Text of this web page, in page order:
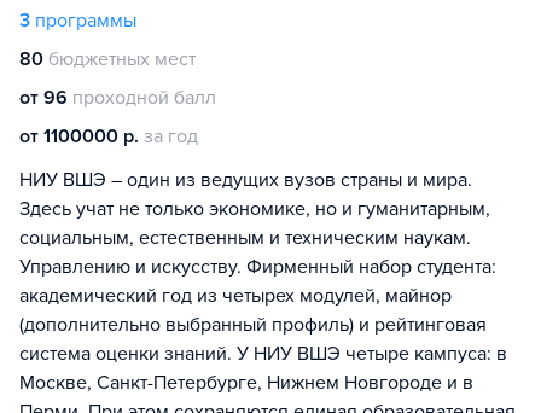
3 программы
80 бюджетных мест
от 96 проходной балл
от 1100000 р. за год
НИУ ВШЭ – один из ведущих вузов страны и мира.
Здесь учат не только экономике, но и гуманитарным,
социальным, естественным и техническим наукам.
Управлению и искусству. Фирменный набор студента:
академический год из четырех модулей, майнор
(дополнительно выбранный профиль) и рейтинговая
система оценки знаний. У НИУ ВШЭ четыре кампуса: в
Москве, Санкт-Петербурге, Нижнем Новгороде и в